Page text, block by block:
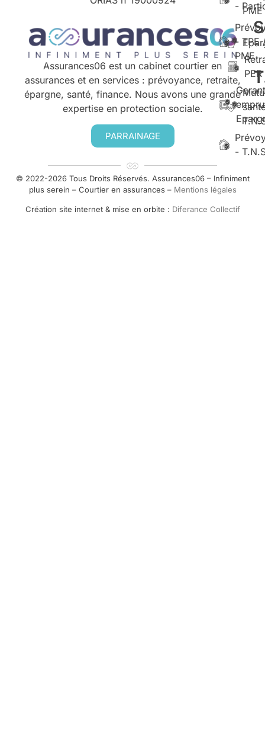
Assurances06 est un cabinet courtier en
assurances et en services : prévoyance, retraite,
épargne, santé, finance. Nous avons une grande
expertise en protection sociale.
PARRAINAGE
PME
- TPE
PME
-
-
PER
© 2022-2026 Tous Droits Réservés. Assurances06 – Infiniment
plus serein – Courtier en assurances – Mentions légales
Création site internet & mise en orbite : Diferance Collectif